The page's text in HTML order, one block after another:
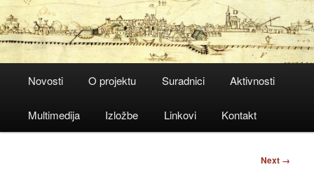
Novosti O projektu Suradnici Aktivnosti
Multimedija Izložbe Linkovi Kontakt
Next →